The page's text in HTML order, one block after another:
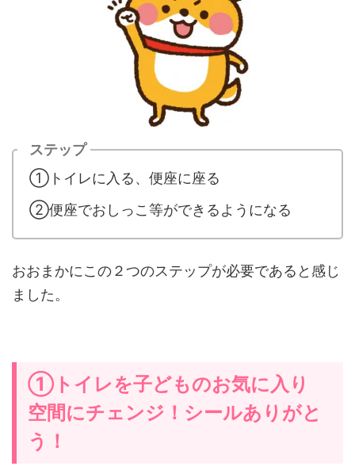
ステップ
①トイレに入る、便座に座る
②便座でおしっこ等ができるようになる
おおまかにこの２つのステップが必要であると感じ
ました。
①トイレを子どものお気に入り
空間にチェンジ！シールありがと
う！